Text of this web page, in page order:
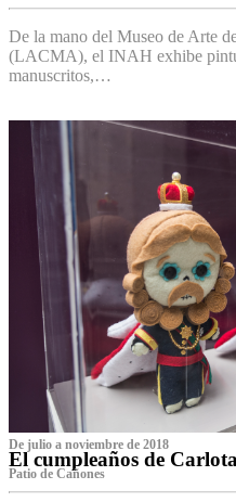
De la mano del Museo de Arte
(LACMA), el INAH exhibe
manuscritos,…
De julio a noviembre de 2018
El cumpleaños de
Patio de Cañones